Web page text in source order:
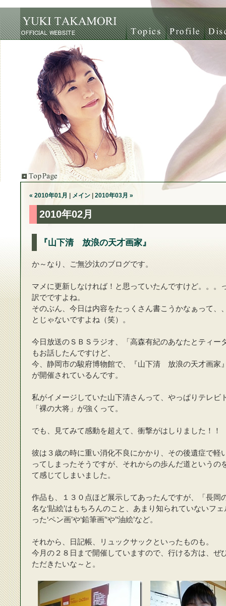
« 2010年01月 メイン 2010年03月 »
2010年02月
『山下清 放浪の天才画家』
か～なり、ご無沙汰のブログです。
マメに更新しなければ！と思っていたんですけど。。。
訳でですよね。
そのぶん、今日は内容をたっくさん書こうかなぁって、
とじゃないですよね（笑）。
今日放送のＳＢＳラジオ、「高森有紀のあなたとティー
もお話したんですけど、
今、静岡市の駿府博物館で、『山下清 放浪の天才画家
が開催されているんです。
私がイメージしていた山下清さんって、やっぱりテレビ
「裸の大将」が強くって。
でも、見てみて感動を超えて、衝撃がはしりました！！
彼は３歳の時に重い消化不良にかかり、その後遺症で軽
ってしまったそうですが、それからの歩んだ道というの
て感じてしまいました。
作品も、１３０点ほど展示してあったんですが、「長岡
名な‘貼絵’はもちろんのこと、あまり知られていないフ
った‘ペン画’や‘鉛筆画’‘や’‘油絵’など。
それから、日記帳、リュックサックといったものも。
今月の２８日まで開催していますので、行ける方は、ぜ
ただきたいな～と。